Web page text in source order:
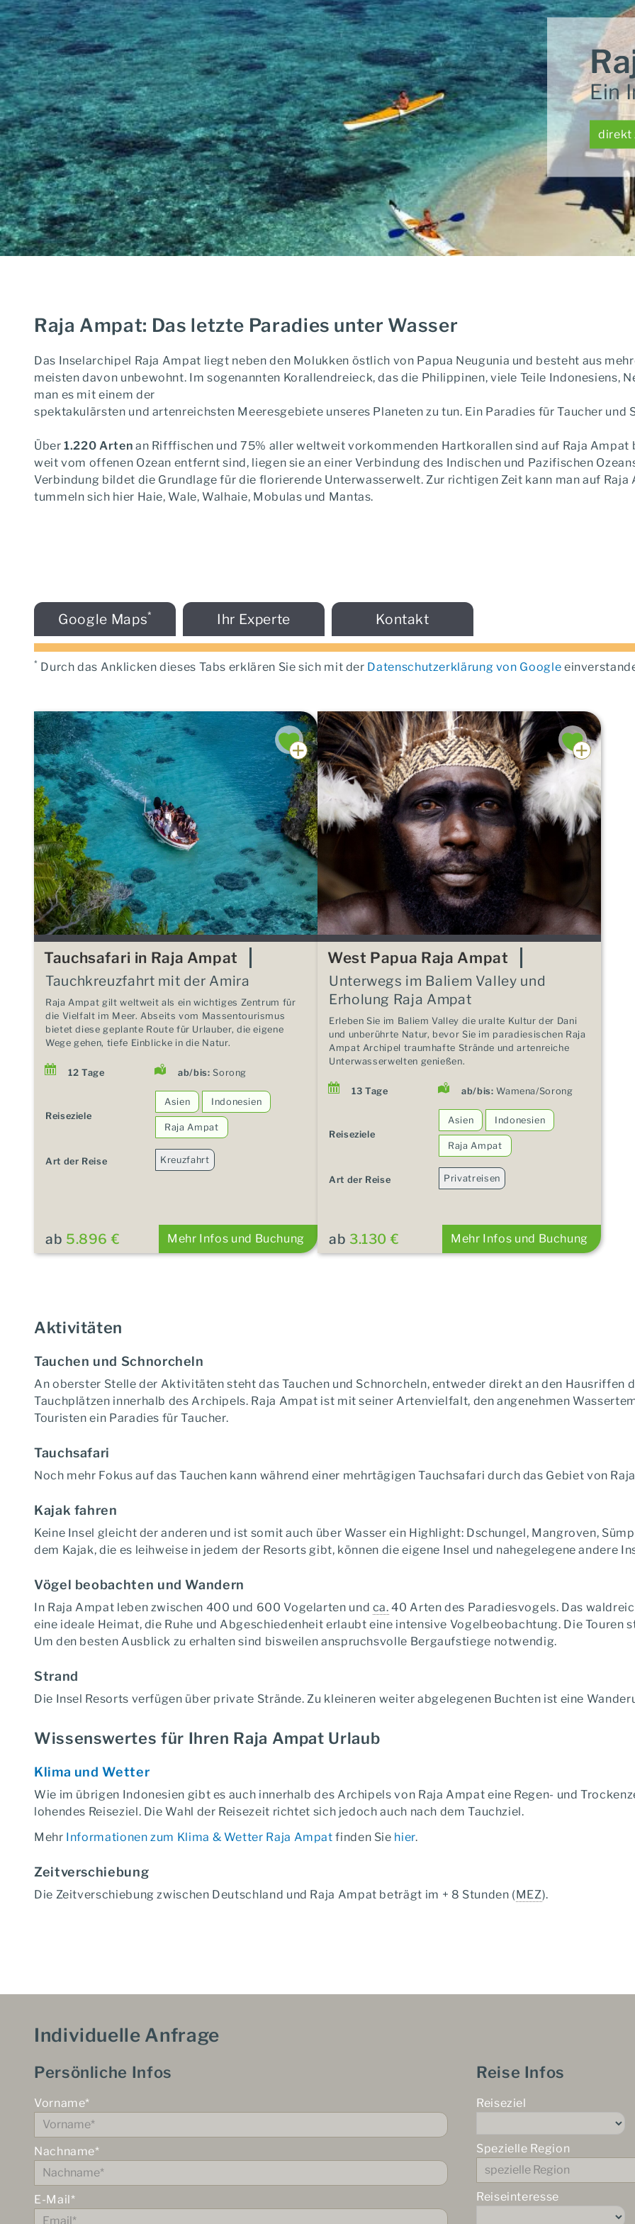
Ein
direkt
Raja Ampat: Das letzte Paradies unter Wasser
Das Inselarchipel Raja Ampat liegt neben den Molukken östlich von Papua Neugunia und besteht aus
meisten davon unbewohnt. Im sogenannten Korallendreieck, das die Philippinen, viele Teile Indonesiens,
man es mit einem der
spektakulärsten und artenreichsten Meeresgebiete unseres Planeten zu tun. Ein Paradies für Taucher und
Über1.220 Arten an Rifffischen und 75% aller weltweit vorkommenden Hartkorallen sind auf Raja
weit vom offenen Ozean entfernt sind, liegen sie an einer Verbindung des Indischen und Pazifischen
Verbindung bildet die Grundlage für die florierende Unterwasserwelt. Zur richtigen Zeit kann man auf Raja
tummeln sich hier Haie, Wale, Walhaie, Mobulas und Mantas.
Google Maps* Ihr Experte Kontakt
* Durch das Anklicken dieses Tabs erklären Sie sich mit der Datenschutzerklärung von Google
Tauchsafari in Raja Ampat
Tauchkreuzfahrt mit der Amira
Raja Ampat gilt weltweit als ein wichtiges Zentrum für
die Vielfalt im Meer. Abseits vom Massentourismus
bietet diese geplante Route für Urlauber, die eigene
Wege gehen, tiefe Einblicke in die Natur.
12 Tage ab/bis: Sorong
Reiseziele
Asien Indonesien
Raja Ampat
Art der Reise Kreuzfahrt
ab 5.896 € Mehr Infos und Buchung
West Papua Raja Ampat
Unterwegs im Baliem Valley und
Erholung Raja Ampat
Erleben Sie im Baliem Valley die uralte Kultur der Dani
und unberührte Natur, bevor Sie im paradiesischen Raja
Ampat Archipel traumhafte Strände und artenreiche
Unterwasserwelten genießen.
13 Tage ab/bis: Wamena/Sorong
Reiseziele
Asien Indonesien
Raja Ampat
Art der Reise Privatreisen
ab 3.130 € Mehr Infos und Buchung
Aktivitäten
Tauchen und Schnorcheln
An oberster Stelle der Aktivitäten steht das Tauchen und Schnorcheln, entweder direkt an den Hausriffen
Tauchplätzen innerhalb des Archipels. Raja Ampat ist mit seiner Artenvielfalt, den angenehmen
Touristen ein Paradies für Taucher.
Tauchsafari
Noch mehr Fokus auf das Tauchen kann während einer mehrtägigen Tauchsafari durch das Gebiet von
Kajak fahren
Keine Insel gleicht der anderen und ist somit auch über Wasser ein Highlight: Dschungel, Mangroven,
dem Kajak, die es leihweise in jedem der Resorts gibt, können die eigene Insel und nahegelegene andere
Vögel beobachten und Wandern
In Raja Ampat leben zwischen 400 und 600 Vogelarten und ca. 40 Arten des Paradiesvogels. Das
eine ideale Heimat, die Ruhe und Abgeschiedenheit erlaubt eine intensive Vogelbeobachtung. Die Touren
Um den besten Ausblick zu erhalten sind bisweilen anspruchsvolle Bergaufstiege notwendig.
Strand
Die Insel Resorts verfügen über private Strände. Zu kleineren weiter abgelegenen Buchten ist eine
Wissenswertes für Ihren Raja Ampat Urlaub
Klima und Wetter
Wie im übrigen Indonesien gibt es auch innerhalb des Archipels von Raja Ampat eine Regen- und
lohendes Reiseziel. Die Wahl der Reisezeit richtet sich jedoch auch nach dem Tauchziel.
Mehr Informationen zum Klima & Wetter Raja Ampat finden Sie hier.
Zeitverschiebung
Die Zeitverschiebung zwischen Deutschland und Raja Ampat beträgt im + 8 Stunden (MEZ).
Individuelle Anfrage
Persönliche Infos
Vorname*
Nachname*
E-Mail*
Reise Infos
Reiseziel
Spezielle Region
Reiseinteresse